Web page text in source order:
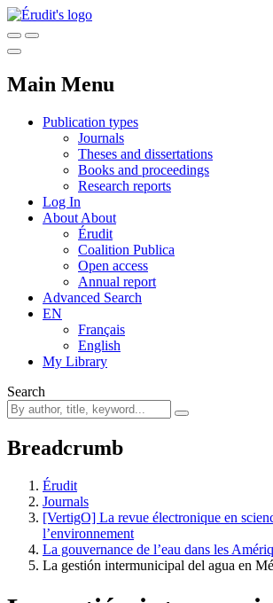
Main Menu
Publication types
Journals
Theses and dissertations
Books and proceedings
Research reports
Log In
About About
Érudit
Coalition Publica
Open access
Annual report
Advanced Search
EN
Français
English
My Library
Search
Breadcrumb
Érudit
Journals
[VertigO] La revue électronique en
l’environnement
La gouvernance de l’eau dans les
La gestión intermunicipal del agua en